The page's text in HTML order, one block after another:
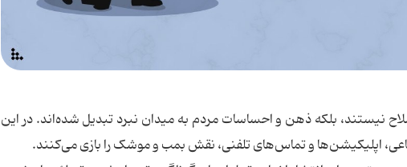
نیستند، بلکه ذهن و احساسات مردم به میدان نبرد تبدیل شده‌اند. در این
اپلیکیشن‌ها و تماس‌های تلفنی، نقش بمب و موشک را بازی می‌کنند.